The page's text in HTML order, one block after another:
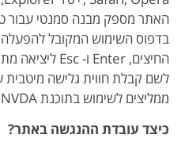
האתר מספק מבנה סמנטי עבור
בדפוס השימוש המקובל
החיצים, Enter ו- Esc ליציאה מתפריטים וחלונות.
לשם קבלת חווית גלישה
ממליצים לשימוש בתוכנת NVDA העדכנית ביותר.
כיצד עובדת ההנגשה באתר?